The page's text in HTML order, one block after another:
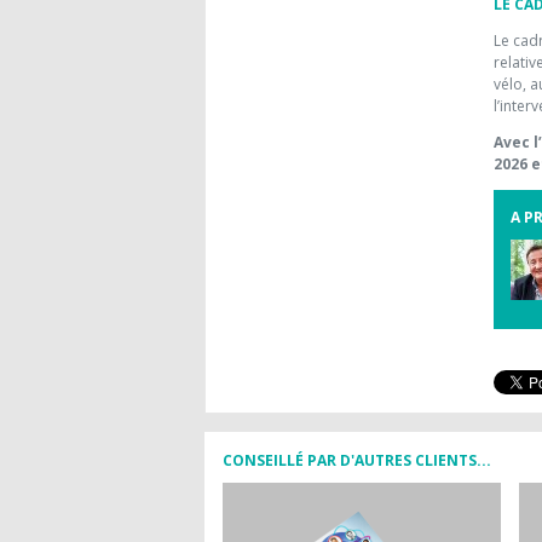
LE
Le
vélo,
Avec
2026
A
CONSEILLÉ PAR D'AUTRES CLIENTS...